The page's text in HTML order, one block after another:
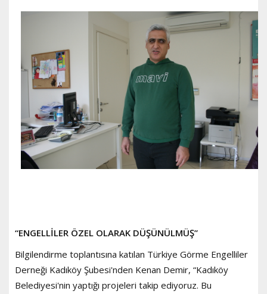
“ENGELLİLER ÖZEL OLARAK DÜŞÜNÜLMÜŞ”
Bilgilendirme toplantısına katılan Türkiye Görme Engelliler
Derneği Kadıköy Şubesi'nden Kenan Demir, “Kadıköy
Belediyesi'nin yaptığı projeleri takip ediyoruz. Bu